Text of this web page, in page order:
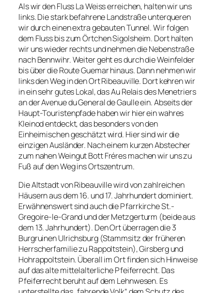
Als wir den Fluss La Weiss erreichen, halten wir uns
links. Die stark befahrene Landstraße unterqueren
wir durch einen extra gebauten Tunnel. Wir folgen
dem Fluss bis zum Örtchen Sigolsheim. Dort halten
wir uns wieder rechts und nehmen die Nebenstraße
nach Bennwihr. Weiter geht es durch die Weinfelder
bis über die Route Guemar hinaus. Dann nehmen wir
links den Weg in den Ort Ribeauville. Dort kehren wir
in ein sehr gutes Lokal, das Au Relais des Menetriers
an der Avenue du General de Gaulle ein. Abseits der
Haupt-Touristenpfade haben wir hier ein wahres
Kleinod entdeckt, das besonders von den
Einheimischen geschätzt wird. Hier sind wir die
einzigen Ausländer. Nach einem kurzen Abstecher
zum nahen Weingut Bott Fréres machen wir uns zu
Fuß auf den Weg ins Ortszentrum.
Die Altstadt von Ribeauville wird von zahlreichen
Häusern aus dem 16. und 17. Jahrhundert dominiert.
Erwähnenswert sind auch die Pfarrkirche St.-
Gregoire-le-Grand und der Metzgerturm (beide aus
dem 13. Jahrhundert). Den Ort überragen die 3
Burgruinen Ulrichsburg (Stammsitz der früheren
Herrscherfamilie zu Rappoltstein), Girsberg und
Hohrappoltstein. Überall im Ort finden sich Hinweise
auf das alte mittelalterliche Pfeiferrecht. Das
Pfeiferrecht beruht auf dem Lehnwesen. Es